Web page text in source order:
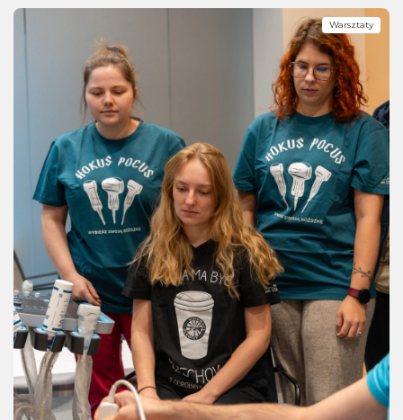
Warsztaty